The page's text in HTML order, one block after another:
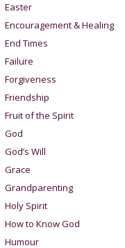
Easter
Encouragement & Healing
End Times
Failure
Forgiveness
Friendship
Fruit of the Spirit
God
God’s Will
Grace
Grandparenting
Holy Spirit
How to Know God
Humour